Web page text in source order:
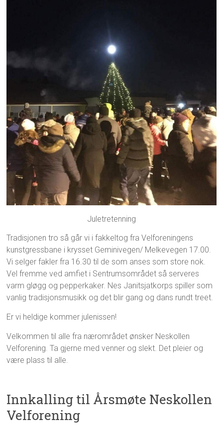
Juletretenning
Tradisjonen tro så går vi i fakkeltog fra Velforeningens
kunstgressbane i krysset Geminivegen/ Melkevegen 17.00.
Vi selger fakler fra 16.30 til de som anses som store nok.
Vel fremme ved amfiet i Sentrumsområdet så serveres
varm gløgg og pepperkaker. Nes Janitsjatkorps spiller som
vanlig tradisjonsmusikk og det blir gang og dans rundt treet.
Er vi heldige kommer julenissen!
Velkommen til alle fra nærområdet ønsker Neskollen
Velforening. Ta gjerne med venner og slekt. Det pleier og
være plass til alle.
Innkalling til Årsmøte Neskollen
Velforening